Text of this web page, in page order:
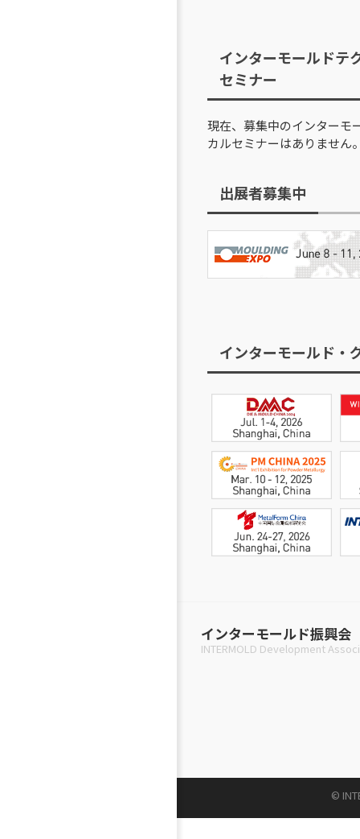
インターモールドテ
セミナー
現在、募集中のインターモ
カルセミナーはありません
出展者募集中
インターモールド・
インターモールド振興会
INTERMOLD Development
©